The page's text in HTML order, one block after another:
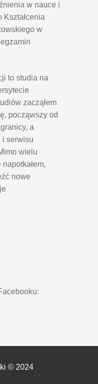
w nauce i
Kształcenia
w
to studia na
zacząłem
począwszy od
a
i serwisu
wielu
nowe
© 2024